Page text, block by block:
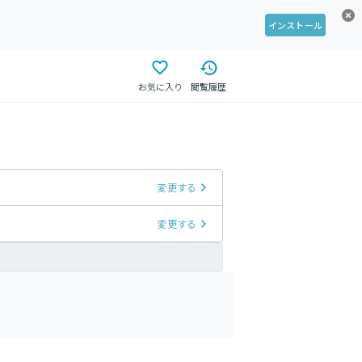
インストール
お気に入り 閲覧履歴
変更する
変更する